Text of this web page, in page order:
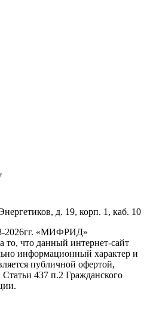
д. 19, корп. 1, каб. 10
2026гг. «МИФРИД»
что данный интернет-сайт
информационный характер и
публичной офертой,
437 п.2 Гражданского